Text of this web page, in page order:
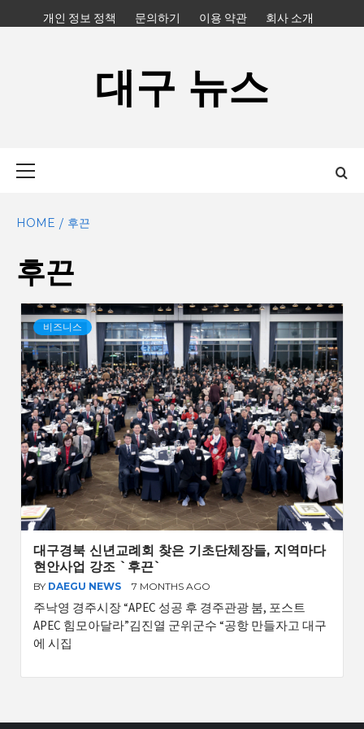
to
개인 정보 정책 문의하기 이용 약관 회사 소개
대구 뉴스
HOME 후끈
후끈
비즈니스
대구경북 신년교례회 찾은 기초단체장들, 지역마다
현안사업 강조 `후끈`
BY DAEGU NEWS 7 MONTHS AGO
주낙영 경주시장 “APEC 성공 후 경주관광 붐, 포스트
APEC 힘모아달라”김진열 군위군수 “공항 만들자고 대구
에 시집